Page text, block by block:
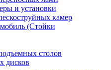
и установки
камер
(Стойки
столов
дисков